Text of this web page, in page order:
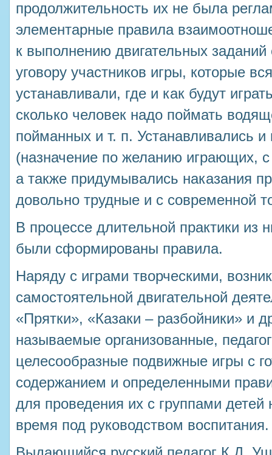
продолжительность их не была
элементарные правила
к выполнению двигательных
уговору участников игры, которые
устанавливали, где и как будут
сколько человек надо поймать
пойманных и т. п. Устанавливались
(назначение по желанию играющих,
а также придумывались наказания
довольно трудные и с современной
В процессе длительной практики из
были сформированы правила.
Наряду с играми творческими,
самостоятельной двигательной
«Прятки», «Казаки – разбойники» и
называемые организованные,
целесообразные подвижные игры с
содержанием и определенными
для проведения их с группами детей
время под руководством воспитания.